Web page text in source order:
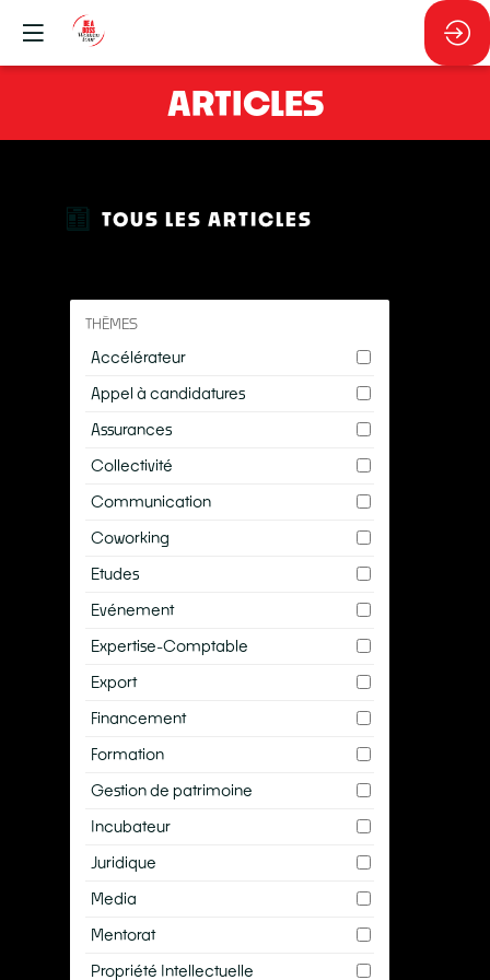
ARTICLES
TOUS LES ARTICLES
THÈMES
Accélérateur
Appel à candidatures
Assurances
Collectivité
Communication
Coworking
Etudes
Evénement
Expertise-Comptable
Export
Financement
Formation
Gestion de patrimoine
Incubateur
Juridique
Media
Mentorat
Propriété Intellectuelle